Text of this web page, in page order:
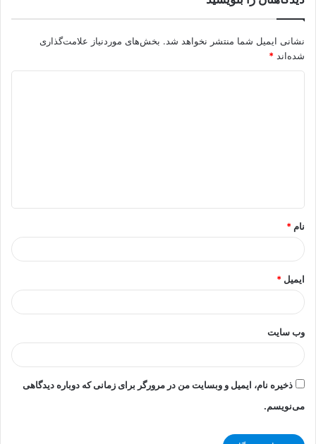
نشانی ایمیل شما منتشر نخواهد شد. بخش‌های موردنیاز علامت‌گذاری
شده‌اند *
*
نام *
ایمیل *
وب‌ سایت
ذخیره نام، ایمیل و وبسایت من در مرورگر برای زمانی که دوباره دیدگاهی
می‌نویسم.